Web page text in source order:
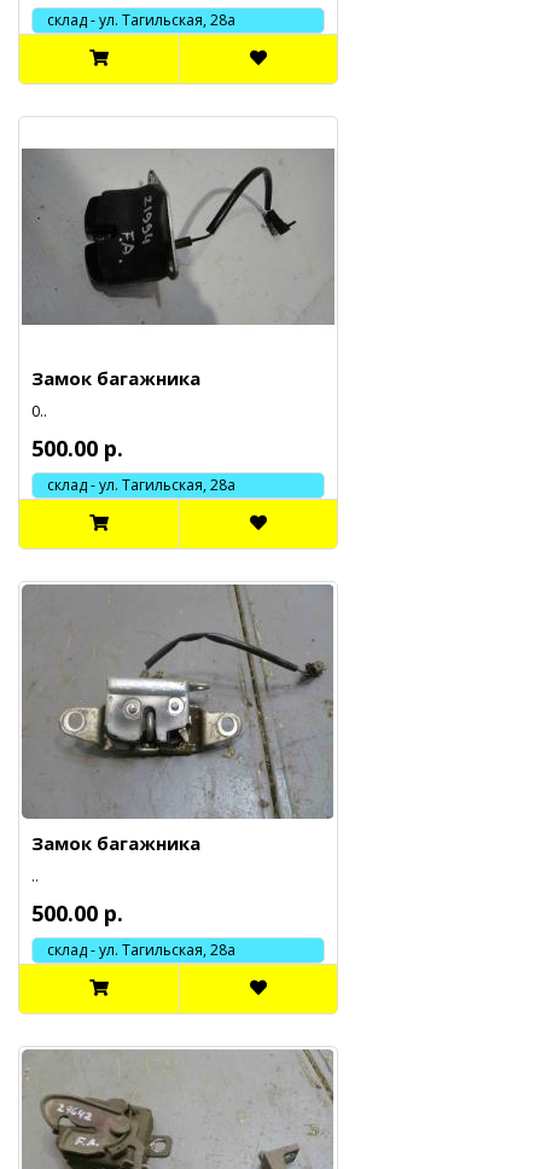
склад - ул. Тагильская, 28а
Замок багажника
0..
500.00 р.
склад - ул. Тагильская, 28а
Замок багажника
..
500.00 р.
склад - ул. Тагильская, 28а